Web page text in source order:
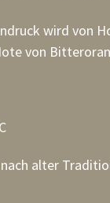
wird von
von
alter